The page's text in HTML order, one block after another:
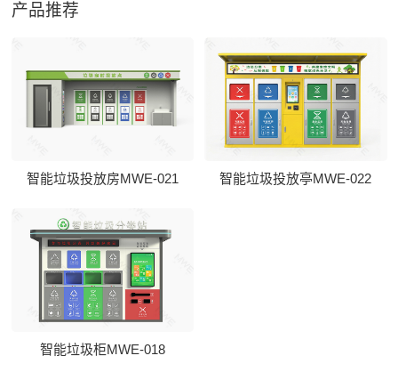
产品推荐
智能垃圾投放房MWE-021 智能垃圾投放亭MWE-022
智能垃圾柜MWE-018